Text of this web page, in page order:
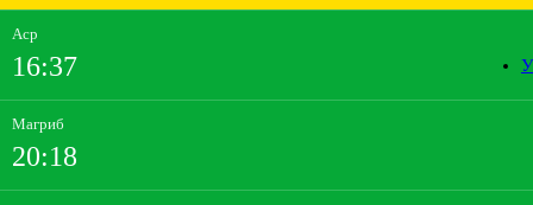
Аср
16:37
Магриб
20:18